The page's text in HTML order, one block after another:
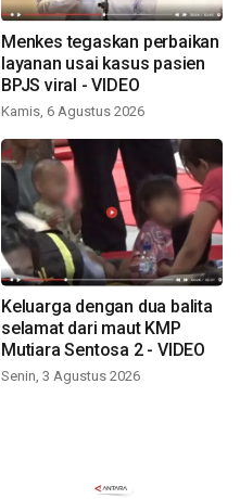
Menkes tegaskan perbaikan
layanan usai kasus pasien
BPJS viral - VIDEO
Kamis, 6 Agustus 2026
Keluarga dengan dua balita
selamat dari maut KMP
Mutiara Sentosa 2 - VIDEO
Senin, 3 Agustus 2026